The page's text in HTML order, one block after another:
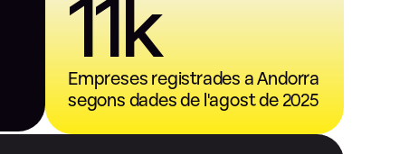
11k
Empreses registrades a Andorra
segons dades de l'agost de 2025